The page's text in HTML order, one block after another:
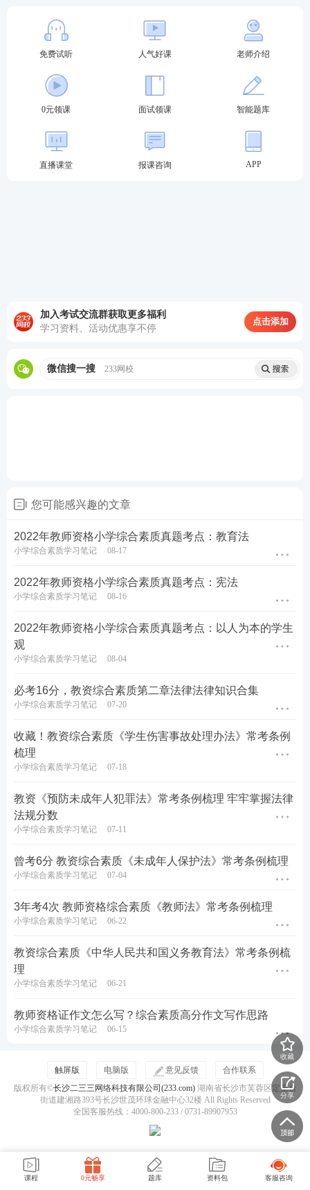
关于2022年教师资格证考试
备考教资无基础？ 尊享VIP班全程领学，每天一小时
考证无忧，不过退费，趁改革前抢先取证。
0元领课，
教学设计专题班——将
以专题形式进行
免费试听 人气好课 老师介绍
0元领课 面试领课 智能题库
直播课堂 报课咨询 APP
加入考试交流群获取更多福利
学习资料、活动优惠享不停
点击添加
微信搜一搜 233网校
您可能感兴趣的文章
2022年教师资格小学综合素质真题考点：教育法
小学综合素质学习笔记 08-17
2022年教师资格小学综合素质真题考点：宪法
小学综合素质学习笔记 08-16
2022年教师资格小学综合素质真题考点：以人为本的学生
观
小学综合素质学习笔记 08-04
必考16分，教资综合素质第二章法律法律知识合集
小学综合素质学习笔记 07-20
收藏！教资综合素质《学生伤害事故处理办法》常考条例
梳理
小学综合素质学习笔记 07-18
教资《预防未成年人犯罪法》常考条例梳理 牢牢掌握法律
法规分数
小学综合素质学习笔记 07-11
曾考6分 教资综合素质《未成年人保护法》常考条例梳理
小学综合素质学习笔记 07-04
3年考4次 教师资格综合素质《教师法》常考条例梳理
小学综合素质学习笔记 06-22
教资综合素质《中华人民共和国义务教育法》常考条例梳
理
小学综合素质学习笔记 06-21
教师资格证作文怎么写？综合素质高分作文写作思路
小学综合素质学习笔记 06-15
触屏版 电脑版 意见反馈
合作联系
版权所有©长沙二三三网络科技有限公司(233.com)湖南省长沙市芙蓉区定王台
街道建湘路393号长沙世茂环球金融中心32楼 All Rights Reserved
全国客服热线：4000-800-233 / 0731-89907953
收藏
分享
课程 0元畅享 题库 资料包 客服咨询